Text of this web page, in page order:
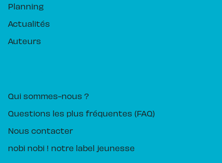
Planning
Actualités
Auteurs
Qui sommes-nous ?
Questions les plus fréquentes (FAQ)
Nous contacter
nobi nobi ! notre label jeunesse